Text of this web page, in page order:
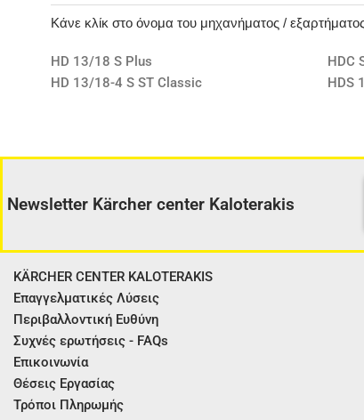
Κάνε κλίκ στο όνομα του μηχανήματος /
HD 13/18 S Plus
HD 13/18-4 S ST Classic
HDC
HDS
Newsletter Kärcher center Kaloterakis
KÄRCHER CENTER KALOTERAKIS
Επαγγελματικές Λύσεις
Περιβαλλοντική Ευθύνη
Συχνές ερωτήσεις - FAQs
Επικοινωνία
Θέσεις Εργασίας
Τρόποι Πληρωμής